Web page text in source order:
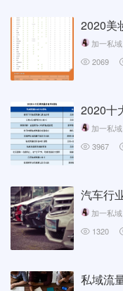
2020美
加一私域
2069
2020十
加一私域
3967
汽车行
加一私域
1320
私域流